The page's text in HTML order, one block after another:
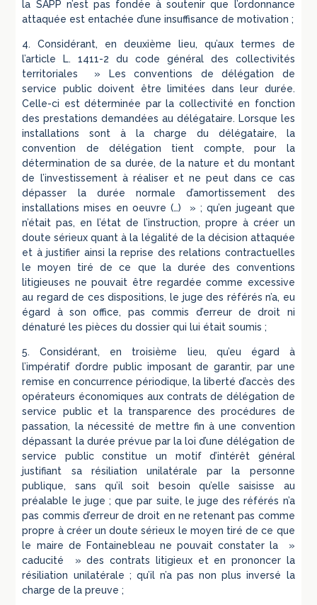
la SAPP n’est pas fondée à soutenir que l’ordonnance
attaquée est entachée d’une insuffisance de motivation ;
4. Considérant, en deuxième lieu, qu’aux termes de
l’article L. 1411-2 du code général des collectivités
territoriales » Les conventions de délégation de
service public doivent être limitées dans leur durée.
Celle-ci est déterminée par la collectivité en fonction
des prestations demandées au délégataire. Lorsque les
installations sont à la charge du délégataire, la
convention de délégation tient compte, pour la
détermination de sa durée, de la nature et du montant
de l’investissement à réaliser et ne peut dans ce cas
dépasser la durée normale d’amortissement des
installations mises en oeuvre (…) » ; qu’en jugeant que
n’était pas, en l’état de l’instruction, propre à créer un
doute sérieux quant à la légalité de la décision attaquée
et à justifier ainsi la reprise des relations contractuelles
le moyen tiré de ce que la durée des conventions
litigieuses ne pouvait être regardée comme excessive
au regard de ces dispositions, le juge des référés n’a, eu
égard à son office, pas commis d’erreur de droit ni
dénaturé les pièces du dossier qui lui était soumis ;
5. Considérant, en troisième lieu, qu’eu égard à
l’impératif d’ordre public imposant de garantir, par une
remise en concurrence périodique, la liberté d’accès des
opérateurs économiques aux contrats de délégation de
service public et la transparence des procédures de
passation, la nécessité de mettre fin à une convention
dépassant la durée prévue par la loi d’une délégation de
service public constitue un motif d’intérêt général
justifiant sa résiliation unilatérale par la personne
publique, sans qu’il soit besoin qu’elle saisisse au
préalable le juge ; que par suite, le juge des référés n’a
pas commis d’erreur de droit en ne retenant pas comme
propre à créer un doute sérieux le moyen tiré de ce que
le maire de Fontainebleau ne pouvait constater la »
caducité » des contrats litigieux et en prononcer la
résiliation unilatérale ; qu’il n’a pas non plus inversé la
charge de la preuve ;